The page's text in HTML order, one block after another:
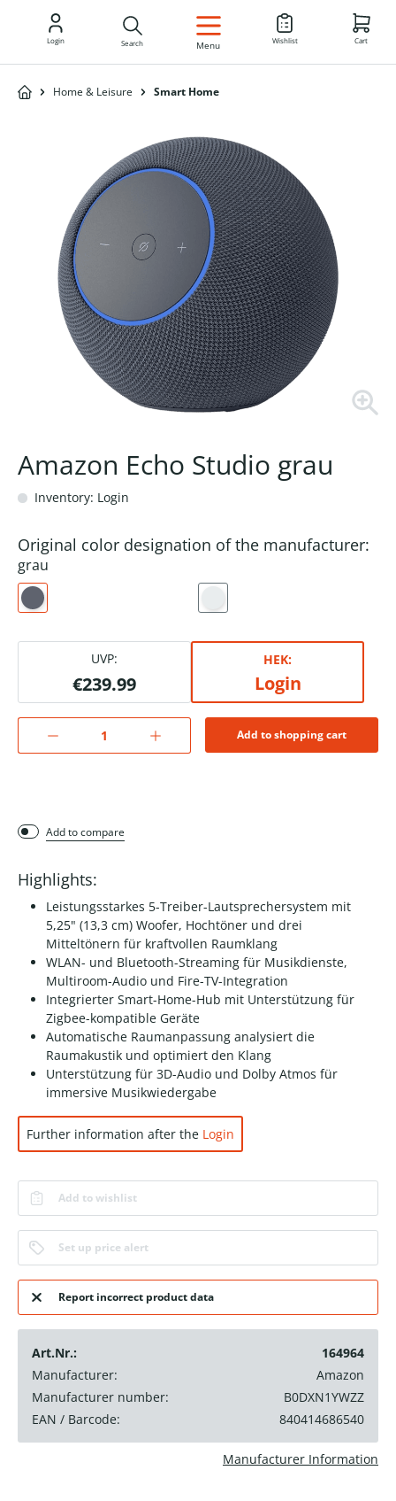
EN
Login Search Menu Wishlist Cart
Home & Leisure Smart Home
Amazon Echo Studio grau
Inventory: Login
Original color designation of the manufacturer:
grau
UVP:
€239.99
HEK:
Login
Add to shopping cart
Add to compare
Highlights:
Leistungsstarkes 5-Treiber-Lautsprechersystem mit
5,25" (13,3 cm) Woofer, Hochtöner und drei
Mitteltönern für kraftvollen Raumklang
WLAN- und Bluetooth-Streaming für Musikdienste,
Multiroom-Audio und Fire-TV-Integration
Integrierter Smart-Home-Hub mit Unterstützung für
Zigbee-kompatible Geräte
Automatische Raumanpassung analysiert die
Raumakustik und optimiert den Klang
Unterstützung für 3D-Audio und Dolby Atmos für
immersive Musikwiedergabe
Further information after the Login
Add to wishlist
Set up price alert
Report incorrect product data
Art.Nr.:
164964
Manufacturer:
Amazon
Manufacturer number:
B0DXN1YWZZ
EAN / Barcode:
840414686540
Manufacturer Information